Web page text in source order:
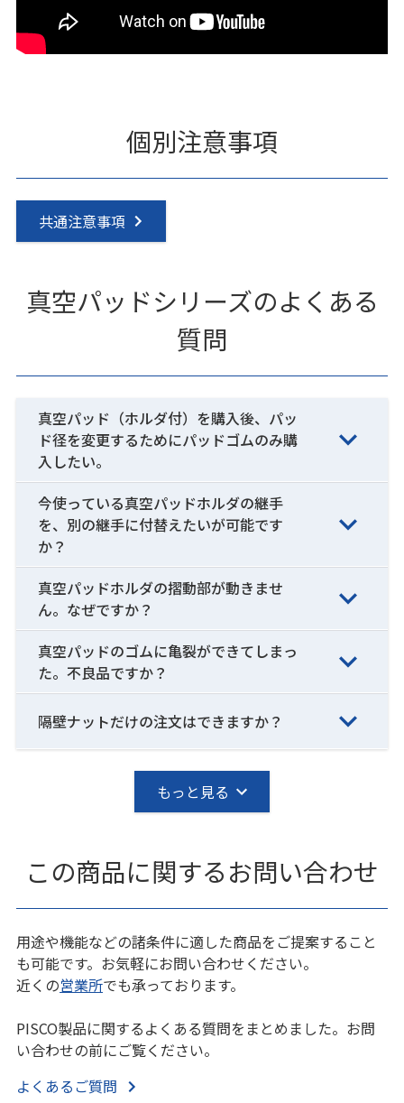
個別注意事項
共通注意事項
真空パッドシリーズのよくある
質問
真空パッド（ホルダ付）を購入後、パッ
ド径を変更するためにパッドゴムのみ購
入したい。
今使っている真空パッドホルダの継手
を、別の継手に付替えたいが可能です
か？
真空パッドホルダの摺動部が動きませ
ん。なぜですか？
真空パッドのゴムに亀裂ができてしまっ
た。不良品ですか？
隔壁ナットだけの注文はできますか？
もっと見る
この商品に関するお問い合わせ
用途や機能などの諸条件に適した商品をご提案すること
も可能です。お気軽にお問い合わせください。
近くの営業所でも承っております。
PISCO製品に関するよくある質問をまとめました。お問
い合わせの前にご覧ください。
よくあるご質問